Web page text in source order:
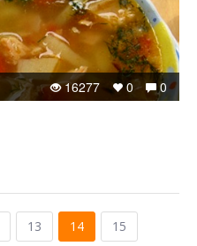
0
0
16277
13 14
15